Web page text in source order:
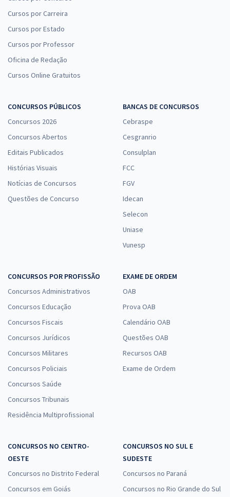
Cursos por Carreira
Cursos por Estado
Cursos por Professor
Oficina de Redação
Cursos Online Gratuitos
CONCURSOS PÚBLICOS
Concursos 2026
Concursos Abertos
Editais Publicados
Histórias Visuais
Notícias de Concursos
Questões de Concurso
BANCAS DE CONCURSOS
Cebraspe
Cesgranrio
Consulplan
FCC
FGV
Idecan
Selecon
Uniase
Vunesp
CONCURSOS POR PROFISSÃO
Concursos Administrativos
Concursos Educação
Concursos Fiscais
Concursos Jurídicos
Concursos Militares
Concursos Policiais
Concursos Saúde
Concursos Tribunais
Residência Multiprofissional
EXAME DE ORDEM
OAB
Prova OAB
Calendário OAB
Questões OAB
Recursos OAB
Exame de Ordem
CONCURSOS NO CENTRO-
OESTE
Concursos no Distrito Federal
Concursos em Goiás
CONCURSOS NO SUL E
SUDESTE
Concursos no Paraná
Concursos no Rio Grande do Sul